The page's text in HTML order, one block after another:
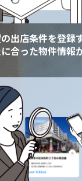
出店条件を登録
合った物件情報